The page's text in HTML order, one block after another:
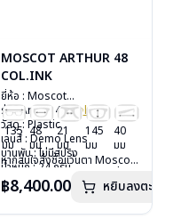
MOSCOT ARTHUR 48
COL.INK
ยี่ห้อ : Moscot
รุ่น : Arthur 48Col.ink
วัสดุ : Plastic
เลนส์ : Demo Lens
บานพับ : ไม่มีสปริง
น้ำหนัก : 24 กรัม
อุปกรณ์ : กล่องแว่น, กล่อง
กระดาษ, ผ้าเช็ดแว่น
การรับประกัน : 1 ปี
135
มม
48
มม
21
มม
145
มม
40
มม
หากสนใจสั่งชื้อแว่นตา Moscot
ลงไว้กรุณาติดต่อเราคลิก
฿8,400.00 หยิบลงตะกร้า